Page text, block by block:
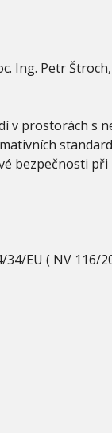
Ing. Petr Štroch,
v prostorách s
bezpečnosti při
EU ( NV 116/